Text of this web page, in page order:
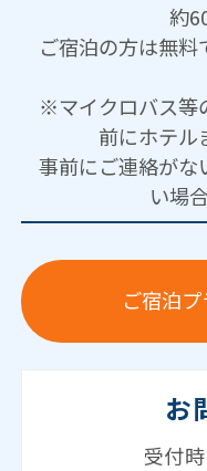
約
ご宿泊の方は無
※マイクロバス等
前にホテル
事前にご連絡がな
い場
ご宿泊
お
受付